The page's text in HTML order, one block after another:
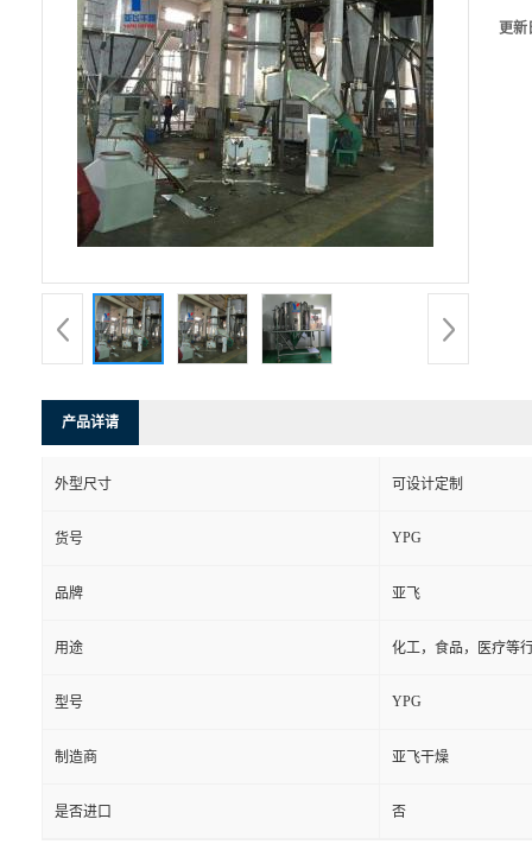
更新
产品详请
外型尺寸 可设计定制
货号 YPG
品牌 亚飞
用途 化工，食品，医疗等
型号 YPG
制造商 亚飞干燥
是否进口 否